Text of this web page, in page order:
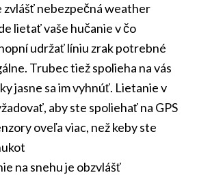
zvlášť nebezpečná weather
lietať vaše hučanie v čo
udržať líniu zrak potrebné
Trubec tiež spolieha na vás
jasne sa im vyhnúť. Lietanie v
aby ste spoliehať na GPS
oveľa viac, než keby ste
na snehu je obzvlášť